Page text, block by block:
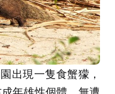
出現一隻食蟹獴，